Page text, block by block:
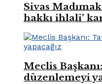
Sivas
hakkı ihlali’
Meclis
düzenlemeyi